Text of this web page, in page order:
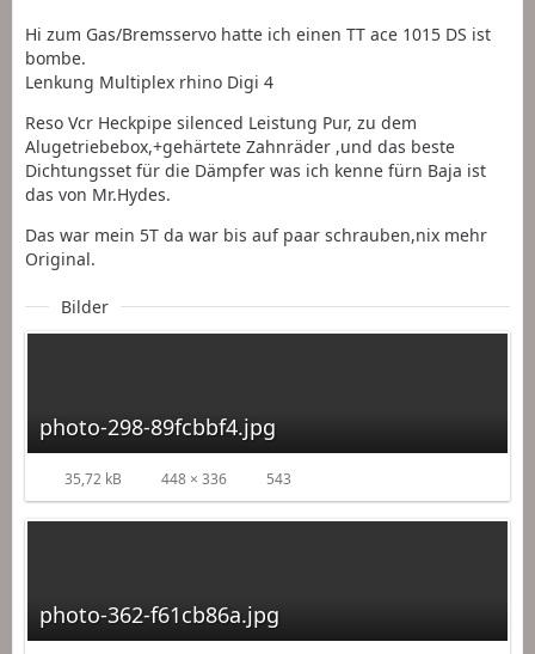
Hi zum Gas/Bremsservo hatte ich einen TT ace 1015 DS ist
bombe.
Lenkung Multiplex rhino Digi 4
Reso Vcr Heckpipe silenced Leistung Pur, zu dem
Alugetriebebox,+gehärtete Zahnräder ,und das beste
Dichtungsset für die Dämpfer was ich kenne fürn Baja ist
das von Mr.Hydes.
Das war mein 5T da war bis auf paar schrauben,nix mehr
Original.
Bilder
photo-298-89fcbbf4.jpg
35,72 kB 448 × 336 543
photo-362-f61cb86a.jpg